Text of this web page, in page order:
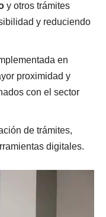
y otros trámites
y reduciendo
en
proximidad y
con el sector
de trámites,
digitales.